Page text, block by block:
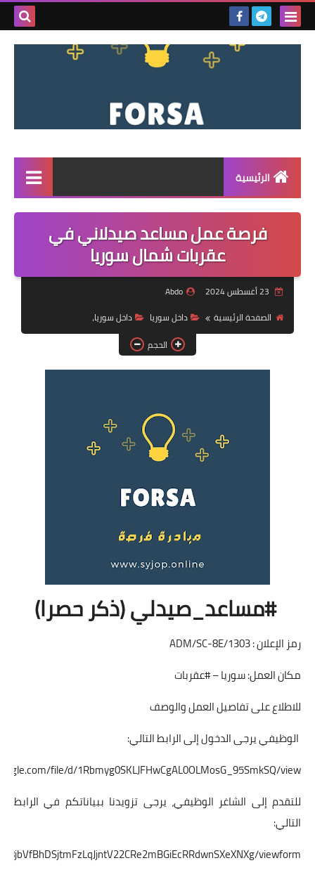
بحث
الرئيسية
القائمة
مناقصات
فرص عمل داخل سوريا
فرص عمل في العراق
فرص عمل في اليمن
دورات تدريبية
فرصة عمل مساعد صيدلاني في
عقربات شمال سوريا
Abdo
الصفحة الرئيسية
داخل سوريا
داخل سوريا،
الحجم
#مساعد_صيدلي (ذكر حصرا)
رمز الإعلان : ADM/SC-8E/1303
مكان العمل: سوريا – #عقربات
للاطلاع على تفاصيل العمل والوصف
الوظيفي يرجى الدخول إلى الرابط التالي:
file/d/1Rbmyg0SKLJFHwCgAL0OLMosG_95SmkSQ/view
للتقدم إلى الشاغر الوظيفي، يرجى تزويدنا ببياناتكم في الرابط
التالي:
viewform